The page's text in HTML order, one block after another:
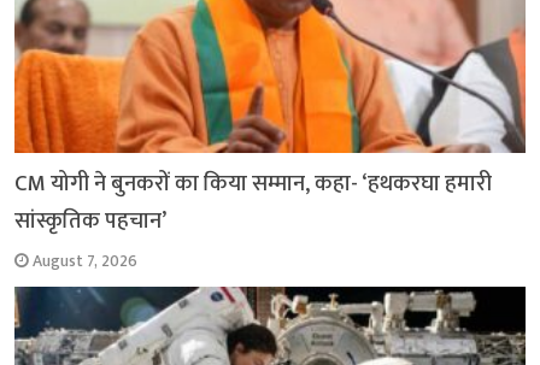
CM योगी ने बुनकरों का किया सम्मान, कहा- ‘हथकरघा हमारी
सांस्कृतिक पहचान’
August 7, 2026